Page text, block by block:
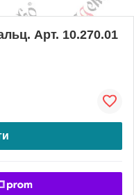
Арт. 10.270.01